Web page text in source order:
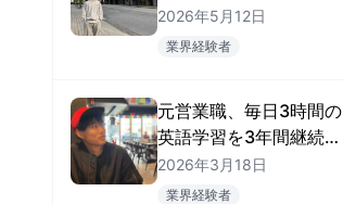
活を経て、データエン
ジニアとして掴んだ海
2026年5月12日
業界経験者
元営業職、毎日3時間の
英語学習を3年間継続！
カレッジ卒業前にバン
クーバーのAI企業に就
2026年3月18日
業界経験者